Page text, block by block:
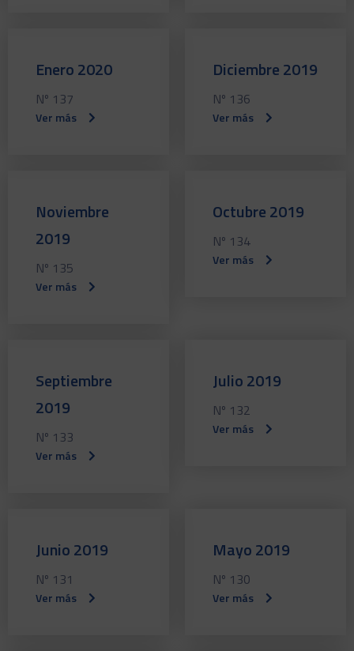
Enero 2020
Nº 137
Ver más
Diciembre 2019
Nº 136
Ver más
Noviembre
2019
Nº 135
Ver más
Octubre 2019
Nº 134
Ver más
Septiembre
2019
Nº 133
Ver más
Julio 2019
Nº 132
Ver más
Junio 2019
Nº 131
Ver más
Mayo 2019
Nº 130
Ver más